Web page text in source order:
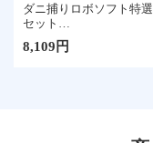
ダニ捕りロボソフト特
セット
（ラージサイズ2枚・レ
ーサイズ3枚セット）
8,109円